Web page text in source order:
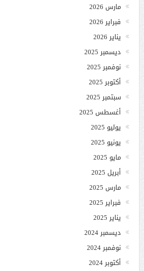
مارس 2026
فبراير 2026
يناير 2026
ديسمبر 2025
نوفمبر 2025
أكتوبر 2025
سبتمبر 2025
أغسطس 2025
يوليو 2025
يونيو 2025
مايو 2025
أبريل 2025
مارس 2025
فبراير 2025
يناير 2025
ديسمبر 2024
نوفمبر 2024
أكتوبر 2024